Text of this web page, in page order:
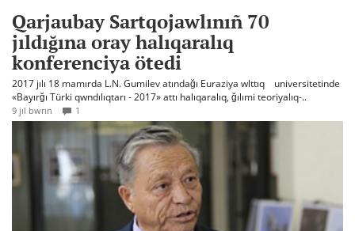
Qarjaubay Sartqojawlınıñ 70
jıldığına oray halıqaralıq
konferenciya ötedi
2017 jılı 18 mamırda L.N. Gumilev atındağı Euraziya wlttıq universitetinde
«Bayırğı Türki qwndılıqtarı - 2017» attı halıqaralıq, ğılımi teoriyalıq-..
9 jıl bwrın 1